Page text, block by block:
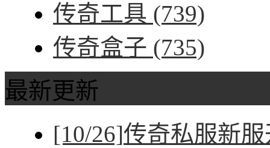
传奇工具 (739)
传奇盒子 (735)
最新更新
[10/26]传奇私服新